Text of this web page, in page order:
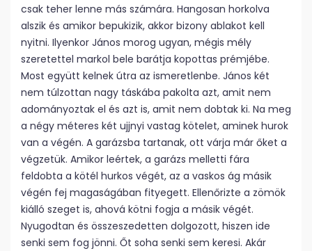
csak teher lenne más számára. Hangosan horkolva
alszik és amikor bepukizik, akkor bizony ablakot kell
nyitni. Ilyenkor János morog ugyan, mégis mély
szeretettel markol bele barátja kopottas prémjébe.
Most együtt kelnek útra az ismeretlenbe. János két
nem túlzottan nagy táskába pakolta azt, amit nem
adományoztak el és azt is, amit nem dobtak ki. Na meg
a négy méteres két ujjnyi vastag kötelet, aminek hurok
van a végén. A garázsba tartanak, ott várja már őket a
végzetük. Amikor leértek, a garázs melletti fára
feldobta a kötél hurkos végét, az a vaskos ág másik
végén fej magaságában fityegett. Ellenőrizte a zömök
kiálló szeget is, ahová kötni fogja a másik végét.
Nyugodtan és összeszedetten dolgozott, hiszen ide
senki sem fog jönni. Őt soha senki sem keresi. Akár